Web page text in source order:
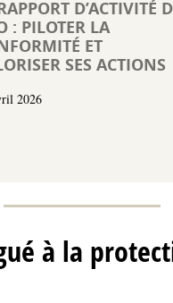
D’ACTIVITÉ
: PILOTER LA
ET
SES ACTIONS
2026
à la